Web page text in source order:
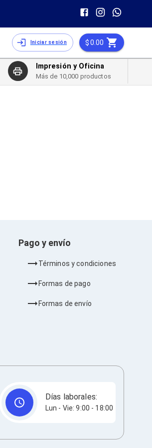
Iniciar sesión 0.00
Impresión y Oficina
Más de 10,000 productos
Pago y envío
Términos y condiciones
Formas de pago
Formas de envío
Días laborales:
Lun - Vie: 9:00 - 18:00